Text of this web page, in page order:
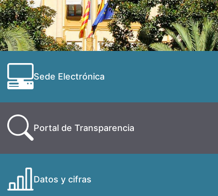
Sede Electrónica
Portal de Transparencia
Datos y cifras